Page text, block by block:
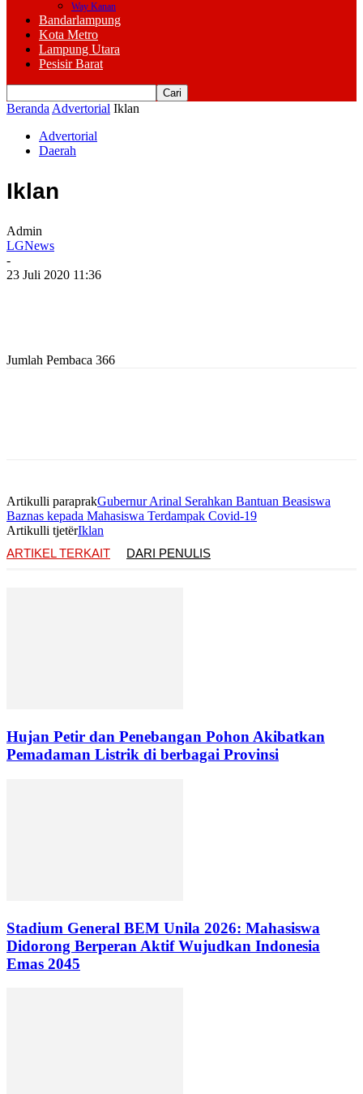
Way Kanan
Bandarlampung
Kota Metro
Lampung Utara
Pesisir Barat
Beranda Advertorial Iklan
Advertorial
Daerah
Iklan
Admin
LGNews
-
23 Juli 2020 11:36
Jumlah Pembaca 366
Artikulli paraprakGubernur Arinal Serahkan Bantuan Beasiswa
Baznas kepada Mahasiswa Terdampak Covid-19
Artikulli tjetërIklan
ARTIKEL TERKAIT
DARI PENULIS
Hujan Petir dan Penebangan Pohon Akibatkan
Pemadaman Listrik di berbagai Provinsi
Stadium General BEM Unila 2026: Mahasiswa
Didorong Berperan Aktif Wujudkan Indonesia
Emas 2045